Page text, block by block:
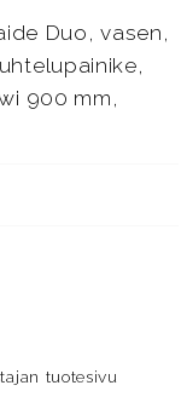
Duo, vasen,
900 mm,
tuotesivu